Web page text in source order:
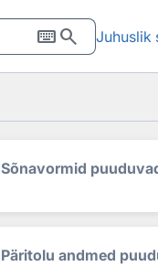
keyboardsearch Juhuslik
Sõnavormid
Päritolu andmed